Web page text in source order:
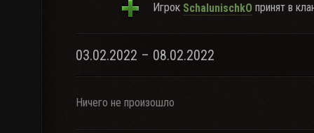
Игрок SchalunischkO принят в
03.02.2022 – 08.02.2022
Ничего не произошло